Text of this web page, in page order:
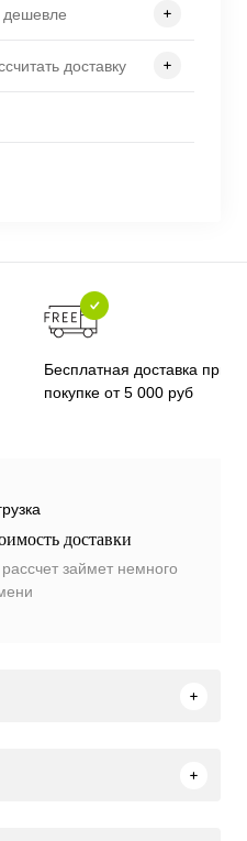
доставку
Бесплатная доставка при
покупке от 5 000 руб
доставки
займет немного